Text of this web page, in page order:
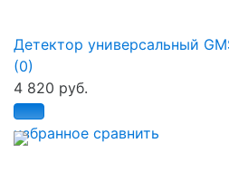
избранное сравнить
Детектор универсальный
(0)
4 820 руб.